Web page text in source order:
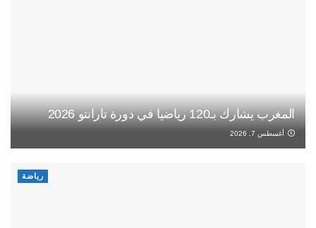
المغرب يشارك بـ120 رياضيا في دورة تارانتو 2026
أغسطس 7, 2026
رياضة